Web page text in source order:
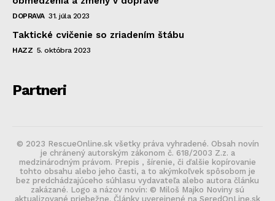
DOPRAVA 31. júla 2023
Taktické cvičenie so zriadením štábu
HAZZ 5. októbra 2023
Partneri
© 2023 RescueOnline.sk všetky práva vyhradené. Obsah novín
je chránený autorským zákonom č. 618/2003 Z.z. a
medzinárodným právom. Prepis , šírenie, či ďalšie kopírovanie
tohto obsahu alebo jeho časti, a to akýmkoľvek spôsobom je
bez predchádzajúceho súhlasu vydavateľa alebo autora článku
zakázané. Logo a názov novín: © Miloš Majko Noviny sú
aktualizované priebežne. Články uverejnené na SeredOnLine.sk